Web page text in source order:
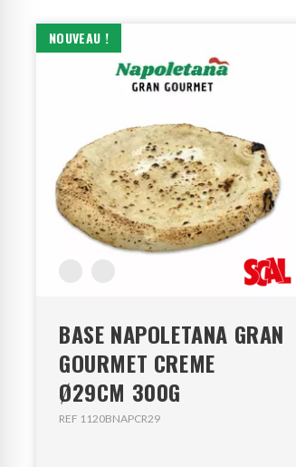
NOUVEAU !
BASE NAPOLETANA GRAN
GOURMET CREME
Ø29CM 300G
REF 1120BNAPCR29